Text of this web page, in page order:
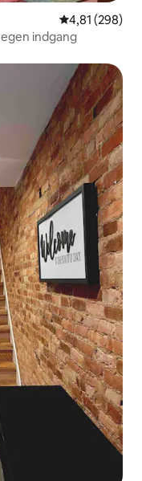
4,81 ud af 5 i
4,81 (298)
indgang